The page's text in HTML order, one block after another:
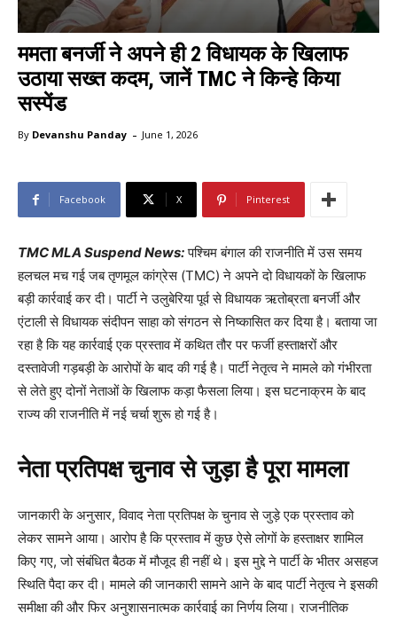
ममता बनर्जी ने अपने ही 2 विधायक के खिलाफ
उठाया सख्त कदम, जानें TMC ने किन्हे किया
सस्पेंड
By Devanshu Panday - June 1, 2026
Facebook X Pinterest
TMC MLA Suspend News: पश्चिम बंगाल की राजनीति में उस समय
हलचल मच गई जब तृणमूल कांग्रेस (TMC) ने अपने दो विधायकों के खिलाफ
बड़ी कार्रवाई कर दी। पार्टी ने उलुबेरिया पूर्व से विधायक ऋतोब्रता बनर्जी और
एंटाली से विधायक संदीपन साहा को संगठन से निष्कासित कर दिया है। बताया जा
रहा है कि यह कार्रवाई एक प्रस्ताव में कथित तौर पर फर्जी हस्ताक्षरों और
दस्तावेजी गड़बड़ी के आरोपों के बाद की गई है। पार्टी नेतृत्व ने मामले को गंभीरता
से लेते हुए दोनों नेताओं के खिलाफ कड़ा फैसला लिया। इस घटनाक्रम के बाद
राज्य की राजनीति में नई चर्चा शुरू हो गई है।
नेता प्रतिपक्ष चुनाव से जुड़ा है पूरा मामला
जानकारी के अनुसार, विवाद नेता प्रतिपक्ष के चुनाव से जुड़े एक प्रस्ताव को
लेकर सामने आया। आरोप है कि प्रस्ताव में कुछ ऐसे लोगों के हस्ताक्षर शामिल
किए गए, जो संबंधित बैठक में मौजूद ही नहीं थे। इस मुद्दे ने पार्टी के भीतर असहज
स्थिति पैदा कर दी। मामले की जानकारी सामने आने के बाद पार्टी नेतृत्व ने इसकी
समीक्षा की और फिर अनुशासनात्मक कार्रवाई का निर्णय लिया। राजनीतिक